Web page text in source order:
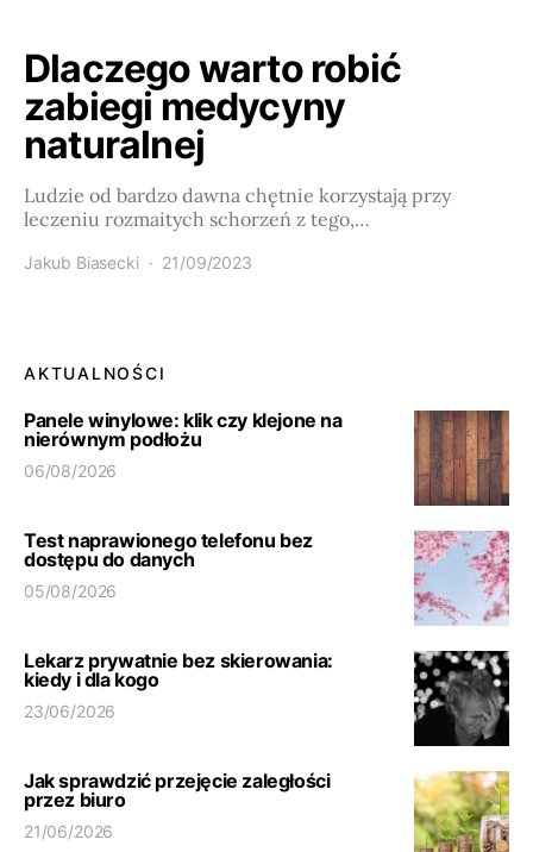
Dlaczego warto robić
zabiegi medycyny
naturalnej
Ludzie od bardzo dawna chętnie korzystają przy
leczeniu rozmaitych schorzeń z tego,…
Jakub Biasecki 21/09/2023
AKTUALNOŚCI
Panele winylowe: klik czy klejone na
nierównym podłożu
06/08/2026
Test naprawionego telefonu bez
dostępu do danych
05/08/2026
Lekarz prywatnie bez skierowania:
kiedy i dla kogo
23/06/2026
Jak sprawdzić przejęcie zaległości
przez biuro
21/06/2026